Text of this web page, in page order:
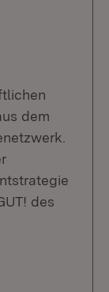
dem
des